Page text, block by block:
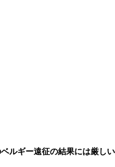
ルギー遠征の結果には厳しい